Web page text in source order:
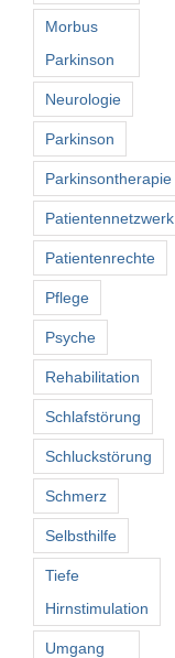
Morbus
Parkinson
Neurologie
Parkinson
Parkinsontherapie
Patientennetzwerk
Patientenrechte
Pflege
Psyche
Rehabilitation
Schlafstörung
Schluckstörung
Schmerz
Selbsthilfe
Tiefe
Hirnstimulation
Umgang